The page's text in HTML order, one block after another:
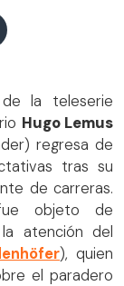
la teleserie
Hugo Lemus
regresa de
tras su
de carreras.
objeto de
atención del
), quien
el paradero